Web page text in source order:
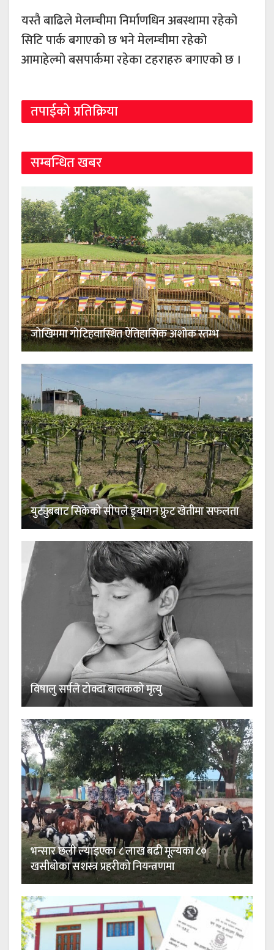
यस्तै बाढिले मेलम्चीमा निर्माणधिन अबस्थामा रहेको
सिटि पार्क बगाएको छ भने मेलम्चीमा रहेको
आमाहेल्मो बसपार्कमा रहेका टहराहरु बगाएको छ ।
तपाईको प्रतिक्रिया
सम्बन्धित खबर
जोखिममा गोटिहवास्थित ऐतिहासिक अशोक स्तम्भ
युट्युबबाट सिकेको सीपले ड्र्यागन फ्रुट खेतीमा सफलता
विषालु सर्पले टोक्दा बालकको मृत्यु
भन्सार छली ल्याइएका ८ लाख बढी मूल्यका ८०
खसीबोका सशस्त्र प्रहरीको नियन्त्रणमा